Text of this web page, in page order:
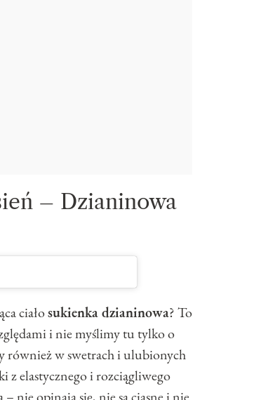
– Dzianinowa
ciałosukienka dzianinowa? To
i nie myślimy tu tylko o
również w swetrach i ulubionych
z elastycznego i rozciągliwego